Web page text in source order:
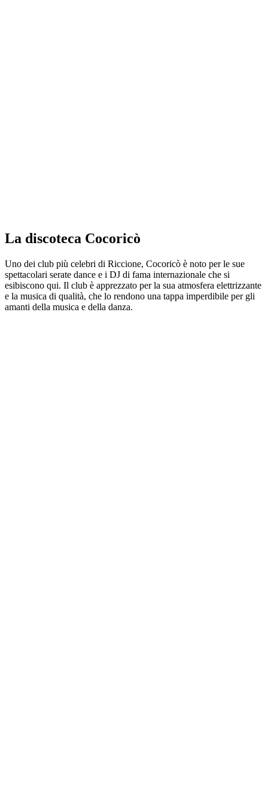
La discoteca Cocoricò
Uno dei club più celebri di Riccione, Cocoricò è noto per le sue
spettacolari serate dance e i DJ di fama internazionale che si
esibiscono qui. Il club è apprezzato per la sua atmosfera elettrizzante
e la musica di qualità, che lo rendono una tappa imperdibile per gli
amanti della musica e della danza.